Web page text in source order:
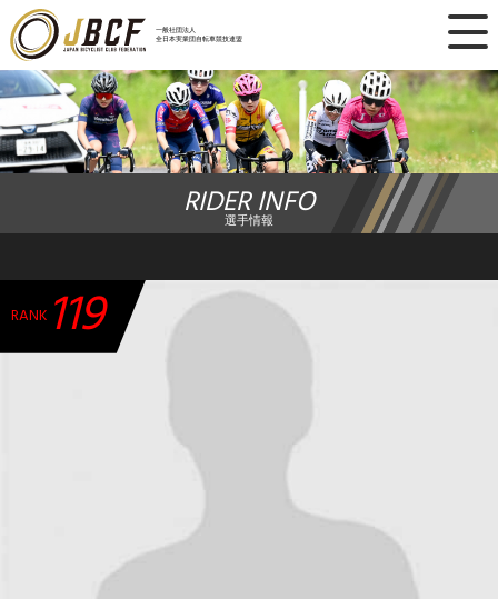
一般社団法人
全日本実業団自転車競技連盟
×
ニュース
レース日程
ランキング
チーム・選手
加盟・登録
エントリー
JBCF ROAD SERIESとは
RIDER INFO
選手情報
RANK 119